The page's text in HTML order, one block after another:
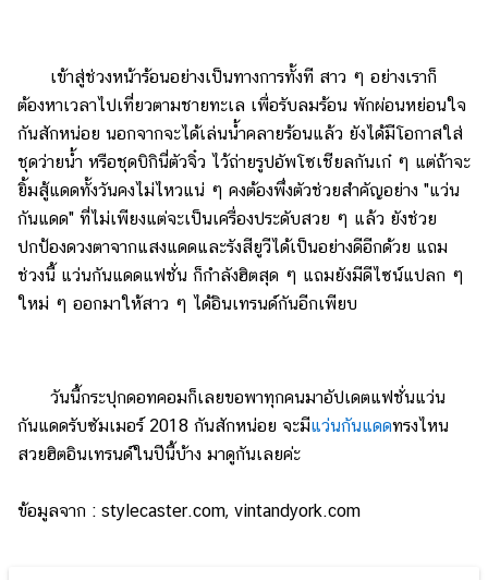
เข้าสู่ช่วงหน้าร้อนอย่างเป็นทางการทั้งที สาว ๆ อย่างเราก็
ต้องหาเวลาไปเที่ยวตามชายทะเล เพื่อรับลมร้อน พักผ่อนหย่อนใจ
กันสักหน่อย นอกจากจะได้เล่นน้ำคลายร้อนแล้ว ยังได้มีโอกาสใส่
ชุดว่ายน้ำ หรือชุดบิกินี่ตัวจิ๋ว ไว้ถ่ายรูปอัพโซเชียลกันเก๋ ๆ แต่ถ้าจะ
ยิ้มสู้แดดทั้งวันคงไม่ไหวแน่ ๆ คงต้องพึ่งตัวช่วยสำคัญอย่าง "แว่น
กันแดด" ที่ไม่เพียงแต่จะเป็นเครื่องประดับสวย ๆ แล้ว ยังช่วย
ปกป้องดวงตาจากแสงแดดและรังสียูวีได้เป็นอย่างดีอีกด้วย แถม
ช่วงนี้ แว่นกันแดดแฟชั่น ก็กำลังฮิตสุด ๆ แถมยังมีดีไซน์แปลก ๆ
ใหม่ ๆ ออกมาให้สาว ๆ ได้อินเทรนด์กันอีกเพียบ
วันนี้กระปุกดอทคอมก็เลยขอพาทุกคนมาอัปเดตแฟชั่นแว่น
กันแดดรับซัมเมอร์ 2018 กันสักหน่อย จะมีแว่นกันแดดทรงไหน
สวยฮิตอินเทรนด์ในปีนี้บ้าง มาดูกันเลยค่ะ
ข้อมูลจาก : stylecaster.com, vintandyork.com